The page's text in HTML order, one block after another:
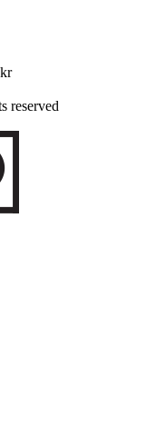
reserved